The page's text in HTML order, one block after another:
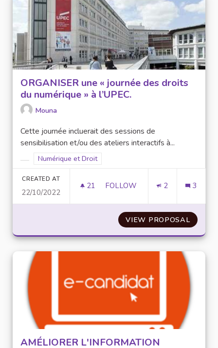
ORGANISER une « journée des droits
du numérique » à l’UPEC.
Mouna
Cette journée incluerait des sessions de
sensibilisation et/ou des ateliers interactifs à...
Filter results for category:
Filter results for scope: Numérique et Droit
Numérique et Droit
CREATED AT
22/10/2022
21 21 FOLLOWERS
FOLLOW 2 3
VIEW PROPOSAL
AMÉLIORER L'INFORMATION